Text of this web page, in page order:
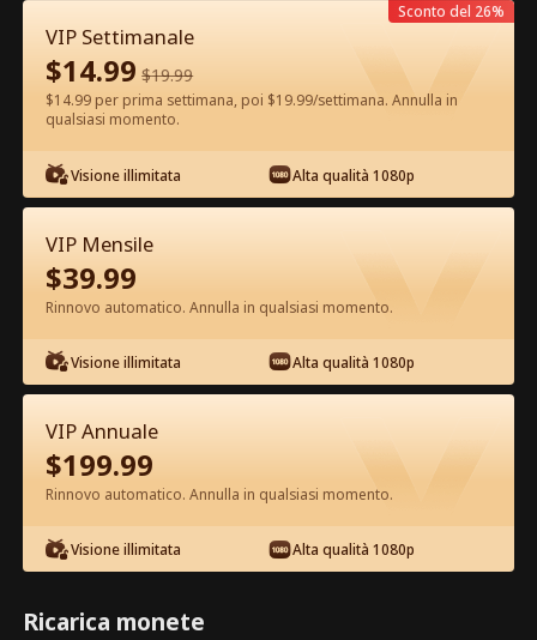
Episodio 17 - Echi Svaniti di Noi Film
completo
1-30 Tutti gli episodi
17 18 20
VIP Settimanale
$14.99 $19.99
$14.99 per prima settimana, poi $19.99/settimana. Annulla in
qualsiasi momento.
Visione illimitata Alta qualità 1080p
Sconto del 26%
VIP Mensile
$39.99
Rinnovo automatico. Annulla in qualsiasi momento.
Visione illimitata Alta qualità 1080p
VIP Annuale
$199.99
Rinnovo automatico. Annulla in qualsiasi momento.
Visione illimitata Alta qualità 1080p
Ricarica monete